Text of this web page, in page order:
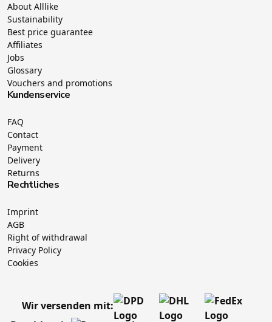
About Alllike
Sustainability
Best price guarantee
Affiliates
Jobs
Glossary
Vouchers and promotions
Kundenservice
FAQ
Contact
Payment
Delivery
Returns
Rechtliches
Imprint
AGB
Right of withdrawal
Privacy Policy
Cookies
Wir versenden mit: